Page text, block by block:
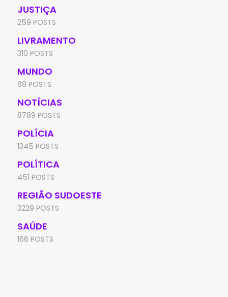
JUSTIÇA
259 POSTS
LIVRAMENTO
310 POSTS
MUNDO
68 POSTS
NOTÍCIAS
8789 POSTS
POLÍCIA
1345 POSTS
POLÍTICA
451 POSTS
REGIÃO SUDOESTE
3229 POSTS
SAÚDE
166 POSTS